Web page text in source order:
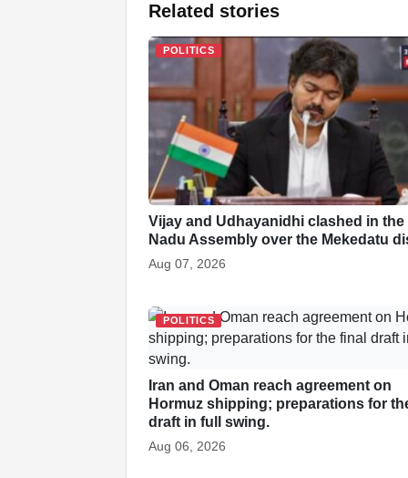
e
b
o
o
k
s
A
p
p
e
dI
n
c
h
at
st
Related stories
POLITICS
Vijay and Udhayanidhi clashed in the
Nadu Assembly over the Mekedatu
Aug 07, 2026
POLITICS
Iran and Oman reach agreement on
Hormuz shipping; preparations for
draft in full swing.
Aug 06, 2026